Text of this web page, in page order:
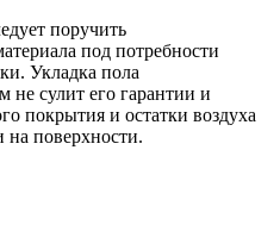
поручить
под потребности
Укладка пола
не сулит его гарантии и
покрытия и остатки воздуха
на поверхности.